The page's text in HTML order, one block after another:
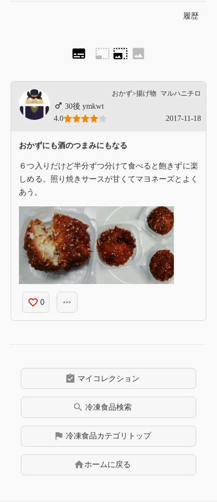
履歴
subtitles photo_size_select_small photo_size_select_large image
おかず>揚げ物 マルハニチロ
ymkwt
4.0
2017-11-18
おかずにも酒のつまみにもなる
６つ入りだけど半分ずつ分けて食べると飽きずに楽
しめる。照り焼きサースが甘くてマヨネーズとよく
あう。
favorite_border 0 more_horiz
assignment_turned_in マイコレクション
search 冷凍食品検索
flag 冷凍食品カテゴリトップ
homeホームに戻る